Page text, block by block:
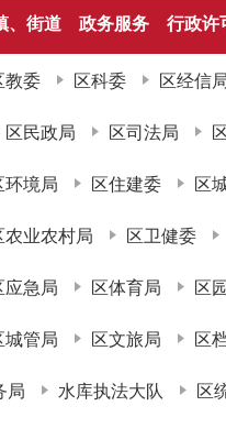
、街道 政务服务 行政许
教委 区科委 区经信
区民政局 区司法局
环境局 区住建委 区
农业农村局 区卫健委
应急局 区体育局 区
城管局 区文旅局 区
局 水库执法大队 区